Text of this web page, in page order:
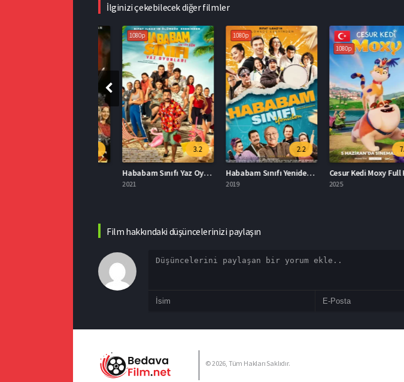
İlginizi çekebilecek diğer filmler
1080p
3.2
Hababam Sınıfı Yaz Oyunları İzle
1080p
2.2
Hababam Sınıfı Yeniden İzle
1080p
7.0
Cesur Kedi Moxy Full HD İzle
Film hakkındaki düşüncelerinizi paylaşın
© 2026, Tüm Hakları Saklıdır.